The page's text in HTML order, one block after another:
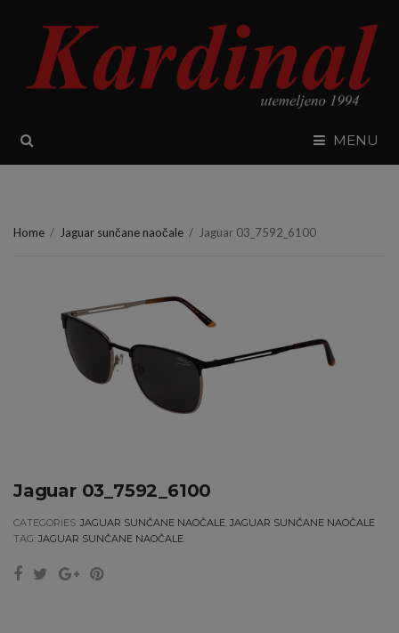
MENU
Home / Jaguar sunčane naočale / Jaguar 03_7592_6100
Jaguar 03_7592_6100
CATEGORIES: JAGUAR SUNČANE NAOČALE JAGUAR SUNČANE NAOČALE
TAG: JAGUAR SUNČANE NAOČALE